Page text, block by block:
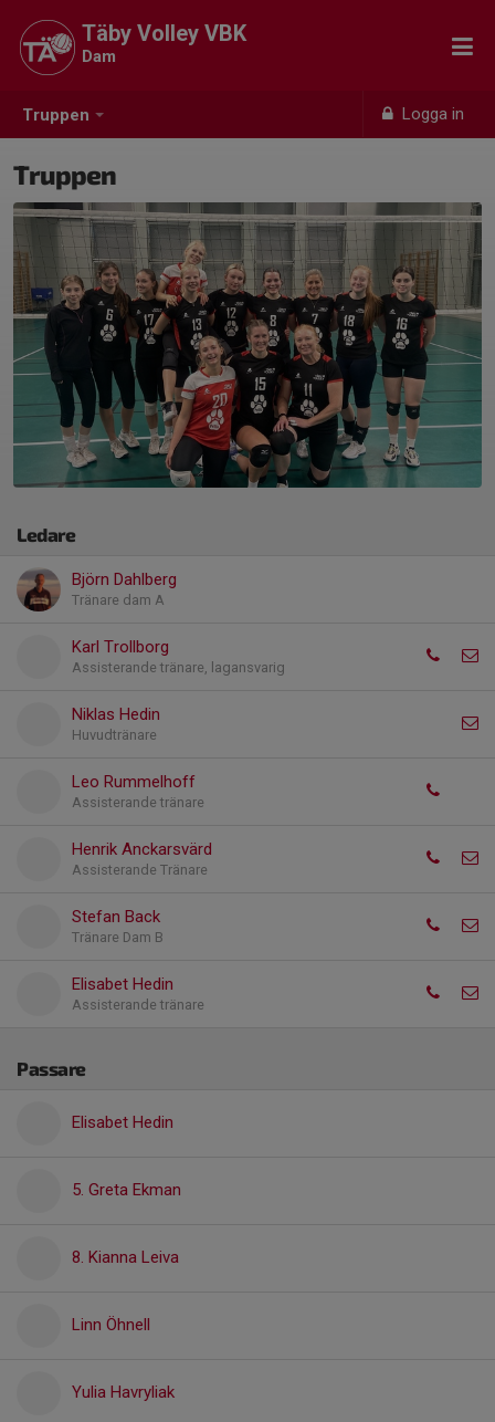
Truppen Logga in
Täby Volley VBK
Dam
Truppen
Ledare
Björn Dahlberg
Tränare dam A
Karl Trollborg
Assisterande tränare, lagansvarig
Niklas Hedin
Huvudtränare
Leo Rummelhoff
Assisterande tränare
Henrik Anckarsvärd
Assisterande Tränare
Stefan Back
Tränare Dam B
Elisabet Hedin
Assisterande tränare
Passare
Elisabet Hedin
5. Greta Ekman
8. Kianna Leiva
Linn Öhnell
Yulia Havryliak